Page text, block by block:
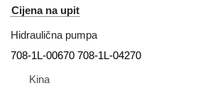
Cijena na upit
Hidraulična pumpa
708-1L-00670 708-1L-04270
Kina